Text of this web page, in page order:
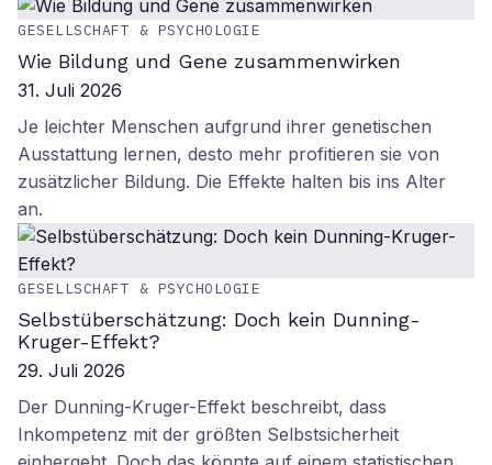
GESELLSCHAFT & PSYCHOLOGIE
Wie Bildung und Gene zusammenwirken
31. Juli 2026
Je leichter Menschen aufgrund ihrer genetischen
Ausstattung lernen, desto mehr profitieren sie von
zusätzlicher Bildung. Die Effekte halten bis ins Alter
an.
GESELLSCHAFT & PSYCHOLOGIE
Selbstüberschätzung: Doch kein Dunning-
Kruger-Effekt?
29. Juli 2026
Der Dunning-Kruger-Effekt beschreibt, dass
Inkompetenz mit der größten Selbstsicherheit